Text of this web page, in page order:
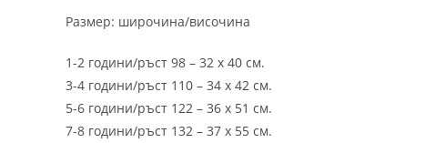
Размер: широчина/височина
1-2 години/ръст 98 – 32 х 40 см.
3-4 години/ръст 110 – 34 х 42 см.
5-6 години/ръст 122 – 36 х 51 см.
7-8 години/ръст 132 – 37 х 55 см.